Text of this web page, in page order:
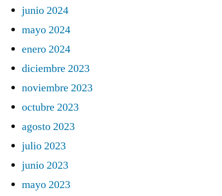
junio 2024
mayo 2024
enero 2024
diciembre 2023
noviembre 2023
octubre 2023
agosto 2023
julio 2023
junio 2023
mayo 2023